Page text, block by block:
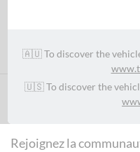
🇦🇺 To discover the
🇺🇸 To discover the
Rejoignez la